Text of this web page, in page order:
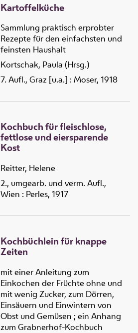
Kartoffelküche
Sammlung praktisch erprobter
Rezepte für den einfachsten und
feinsten Haushalt
Kortschak, Paula (Hrsg.)
7. Aufl., Graz [u.a.] : Moser, 1918
Kochbuch für fleischlose,
fettlose und eiersparende
Kost
Reitter, Helene
2., umgearb. und verm. Aufl.,
Wien : Perles, 1917
Kochbüchlein für knappe
Zeiten
mit einer Anleitung zum
Einkochen der Früchte ohne und
mit wenig Zucker, zum Dörren,
Einsäuern und Einwintern von
Obst und Gemüsen ; ein Anhang
zum Grabnerhof-Kochbuch